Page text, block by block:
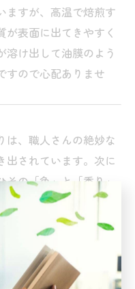
ますが、高温で焙煎す
が表面に出てきやすく
溶け出して油膜のよう
すので心配ありませ
は、職人さんの絶妙な
出されています。次に
の「色」と「香り」
。